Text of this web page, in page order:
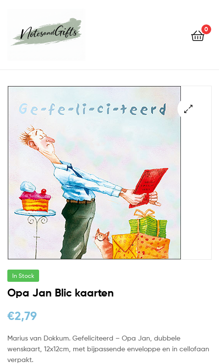
0
In Stock
Opa Jan Blic kaarten
€2,79
Marius van Dokkum. Gefeliciteerd – Opa Jan, dubbele
wenskaart, 12x12cm, met bijpassende enveloppe en in cellofaan
verpakt.